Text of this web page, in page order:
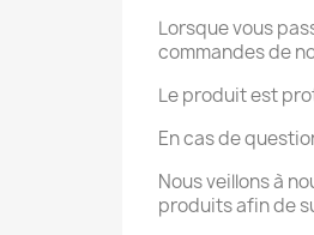
Lorsque vous
commandes de
Le produit est
En cas de
Nous veillons à
produits afin de